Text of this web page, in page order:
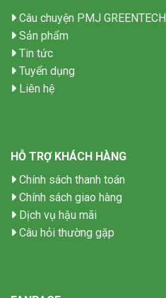
Câu chuyện PMJ GREENTECH
Sản phẩm
Tin tức
Tuyển dụng
Liên hệ
HỖ TRỢ KHÁCH HÀNG
Chính sách thanh toán
Chính sách giao hàng
Dịch vụ hậu mãi
Câu hỏi thường gặp